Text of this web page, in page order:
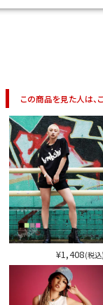
この商品を見た人は、
¥1,408(税込)